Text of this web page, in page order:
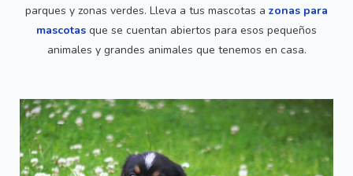
parques y zonas verdes. Lleva a tus mascotas a zonas para
mascotas que se cuentan abiertos para esos pequeños
animales y grandes animales que tenemos en casa.